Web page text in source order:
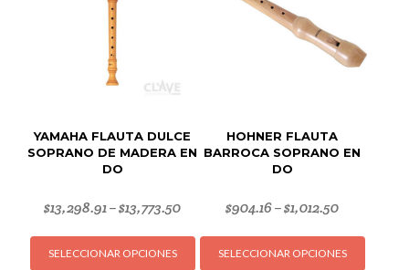
YAMAHA FLAUTA DULCE
SOPRANO DE MADERA EN
DO
$13,298.91–$13,773.50
SELECCIONAR OPCIONES
Este
producto
HOHNER FLAUTA
BARROCA SOPRANO EN
DO
$904.16–$1,012.50
SELECCIONAR OPCIONES
Este